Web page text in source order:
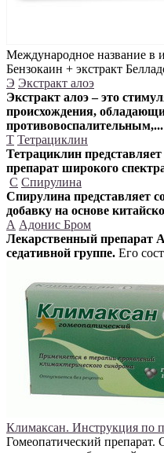
Международное название в
Бензокаин + экстракт
Э Экстракт алоэ
Экстракт алоэ – это
происхождения,
противовоспалительным,...
Т Тетрациклин
Тетрациклин
препарат широкого
С Спирулина
Спирулина представляет
добавку на основе
А Адонис Бром
Лекарственный препарат
седативной группе. Его
Климаксан. Инструкция по
Гомеопатический